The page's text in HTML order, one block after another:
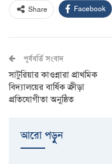
Share Facebook
পূর্ববর্তি সংবাদ
সাটুরিয়ার কাওন্নারা প্রাথমিক
বিদ্যালয়ের বার্ষিক ক্রীড়া
প্রতিযোগীতা অনুষ্ঠিত
আরো পড়ুুন